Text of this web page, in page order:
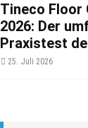
Tineco Floor
2026: Der
Praxistest
25. Juli 2026